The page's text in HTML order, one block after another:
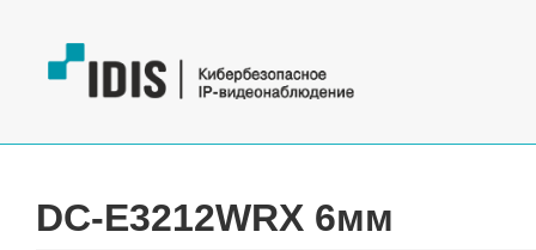
DC-E3212WRX 6мм